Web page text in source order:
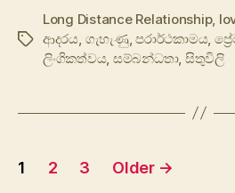
Tags
Long Distance Relationship,
ආදරය ගැහැණු,පරාර්ථකාමය
ලිංගිකත්වය සම්බන්ධතා, සිතුවිලි
Posts
1 2 3 Older →